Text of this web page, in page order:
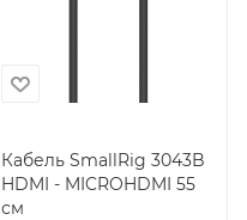
Кабель SmallRig 3043B
HDMI - MICROHDMI 55
см